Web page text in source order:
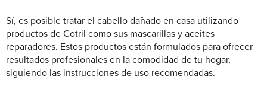
Sí, es posible tratar el cabello dañado en casa utilizando
productos de Cotril como sus mascarillas y aceites
reparadores. Estos productos están formulados para ofrecer
resultados profesionales en la comodidad de tu hogar,
siguiendo las instrucciones de uso recomendadas.